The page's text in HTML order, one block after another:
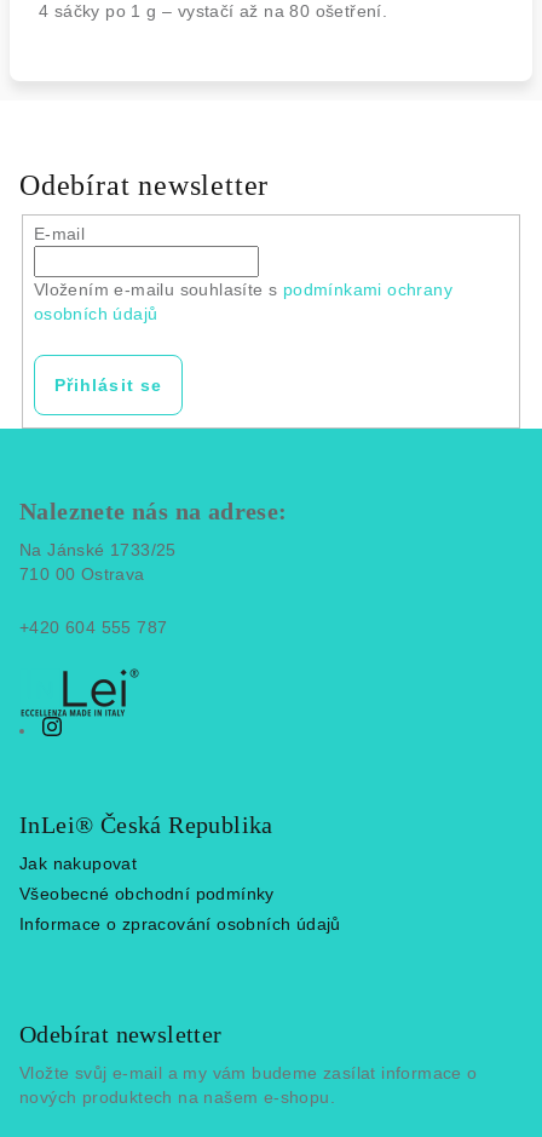
4 sáčky po 1 g – vystačí až na 80 ošetření.
Odebírat newsletter
E-mail
Vložením e-mailu souhlasíte s podmínkami ochrany
osobních údajů
Přihlásit se
Naleznete nás na adrese:
Na Jánské 1733/25
710 00 Ostrava
+420 604 555 787
InLei® Česká Republika
Jak nakupovat
Všeobecné obchodní podmínky
Informace o zpracování osobních údajů
Odebírat newsletter
Vložte svůj e-mail a my vám budeme zasílat informace o
nových produktech na našem e-shopu.